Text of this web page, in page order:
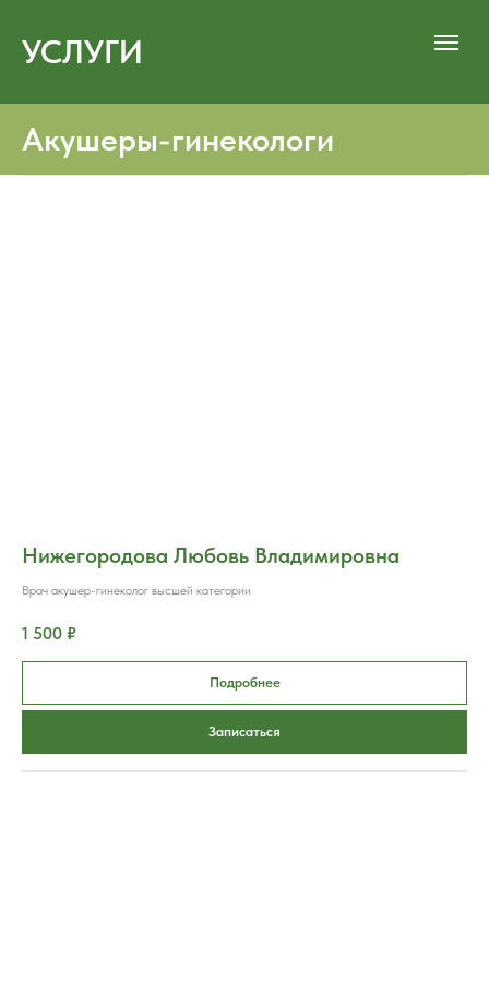
УСЛУГИ
Акушеры-гинекологи
Нижегородова Любовь Владимировна
Врач акушер-гинеколог высшей категории
1 500 ₽
Подробнее
Записаться